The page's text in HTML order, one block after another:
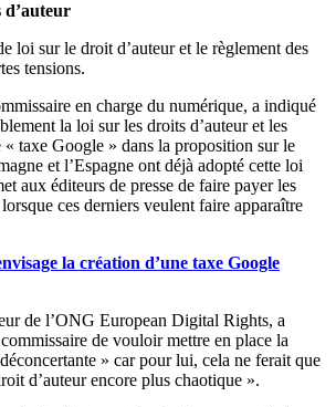
loi sur le droit d’auteur et le règlement des
tensions.
en charge du numérique, a indiqué
la loi sur les droits d’auteur et les
« taxe Google » dans la proposition sur le
et l’Espagne ont déjà adopté cette loi
aux éditeurs de presse de faire payer les
ces derniers veulent faire apparaître
la création d’une taxe Google
de l’ONG European Digital Rights, a
de vouloir mettre en place la
» car pour lui, cela ne ferait que
d’auteur encore plus chaotique ».